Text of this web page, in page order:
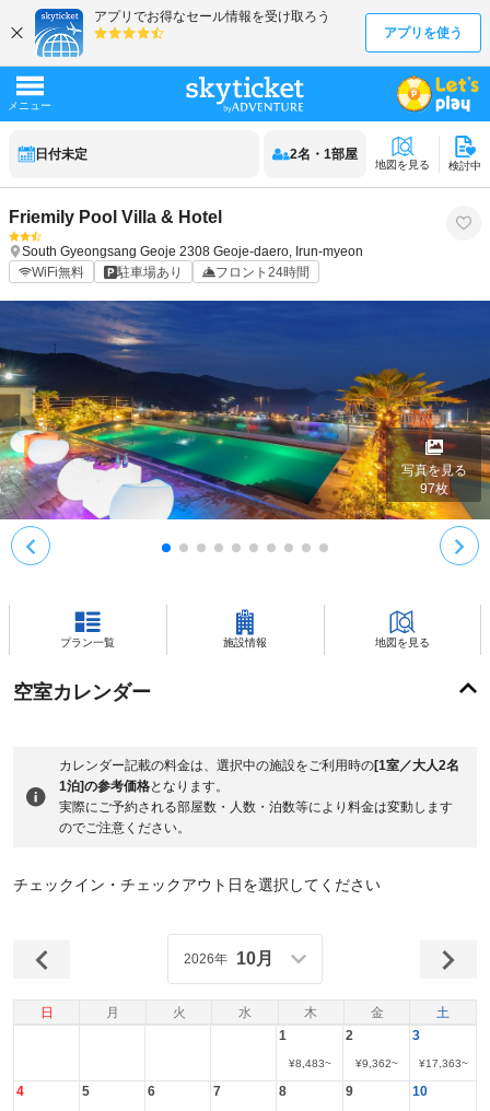
日付未定 2名 ・ 1部屋
地図を見る 検討中
Friemily Pool Villa & Hotel
South Gyeongsang Geoje 2308 Geoje-daero, Irun-myeon
WiFi無料
駐車場あり フロント24時間
写真を見る
97枚
プラン一覧 施設情報 地図を見る
空室カレンダー
カレンダー記載の料金は、選択中の施設をご利用時の[1室／大人2名
1泊]の参考価格となります。
実際にご予約される部屋数・人数・泊数等により料金は変動します
のでご注意ください。
チェックイン・チェックアウト日を選択してください
日 月 火 水 木 金 土
2026年 10月
1
¥8,483~
2
¥9,362~
3
¥17,363~
4 5 6 7 8 9 10